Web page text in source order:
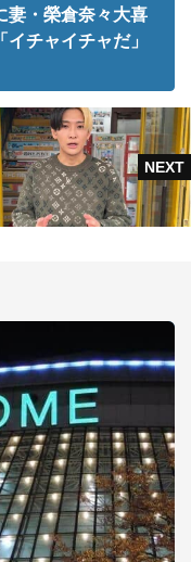
妻・榮倉奈々大喜
チャイチャだ」